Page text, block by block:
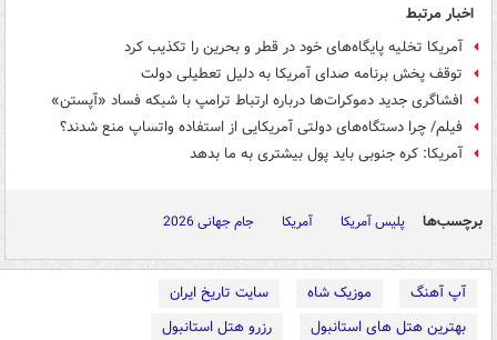
اخبار مرتبط
آمریکا تخلیه پایگاه‌های خود در قطر و بحرین را تکذیب کرد
توقف پخش برنامه صدای آمریکا به دلیل تعطیلی دولت
افشاگری جدید دموکرات‌ها درباره ارتباط ترامپ با شبکه فساد «آپستن»
فیلم/ چرا دستگاه‌های دولتی آمریکایی از استفاده واتساپ منع شدند؟
آمریکا: کره جنوبی باید پول بیشتری به ما بدهد
برچسب‌ها پلیس آمریکا آمریکا جام جهانی 2026
آپ آهنگ موزیک شاه
سایت تاریخ ایران
بهترین هتل های استانبول
رزرو هتل استانبول